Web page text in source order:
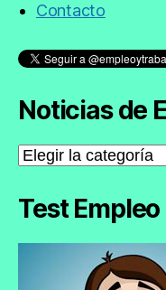
Contacto
Noticias de
Noticias
de
Test